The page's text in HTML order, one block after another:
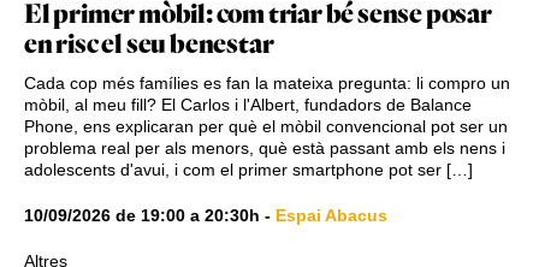
El primer mòbil: com triar bé sense posar
en risc el seu benestar
Cada cop més famílies es fan la mateixa pregunta: li compro un
mòbil, al meu fill? El Carlos i l'Albert, fundadors de Balance
Phone, ens explicaran per què el mòbil convencional pot ser un
problema real per als menors, què està passant amb els nens i
adolescents d'avui, i com el primer smartphone pot ser […]
10/09/2026 de 19:00 a 20:30h - Espai Abacus
Altres